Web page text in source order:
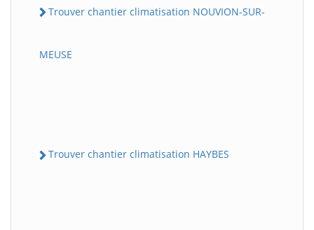
Trouver chantier climatisation NOUVION-SUR-
MEUSE
Trouver chantier climatisation HAYBES